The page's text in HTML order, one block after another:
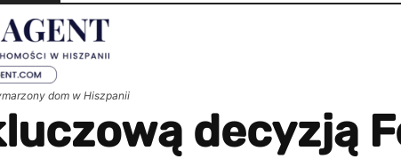
dom w Hiszpanii
decyzją